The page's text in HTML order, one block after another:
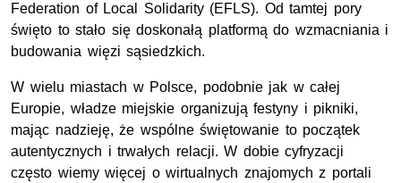
Federation of Local Solidarity(EFLS). Od tamtej pory
święto to stało się doskonałą platformą do wzmacniania i
budowania więzi sąsiedzkich.
W wielu miastach w Polsce, podobnie jak w całej
Europie, władze miejskie organizują festyny i pikniki,
mając nadzieję, że wspólne świętowanie to początek
autentycznych i trwałych relacji. W dobie cyfryzacji
często wiemy więcej o wirtualnych znajomych z portali